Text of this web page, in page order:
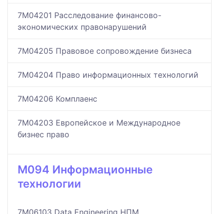
7M04201 Расследование финансово-
экономических правонарушений
7M04205 Правовое сопровождение бизнеса
7M04204 Право информационных технологий
7M04206 Комплаенс
7M04203 Европейское и Международное
бизнес право
M094 Информационные
технологии